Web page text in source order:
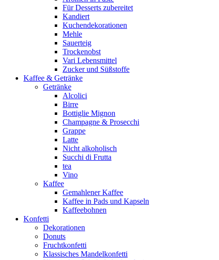
Für Desserts zubereitet
Kandiert
Kuchendekorationen
Mehle
Sauerteig
Trockenobst
Vari Lebensmittel
Zucker und Süßstoffe
Kaffee & Getränke
Getränke
Alcolici
Birre
Bottiglie Mignon
Champagne & Prosecchi
Grappe
Latte
Nicht alkoholisch
Succhi di Frutta
tea
Vino
Kaffee
Gemahlener Kaffee
Kaffee in Pads und Kapseln
Kaffeebohnen
Konfetti
Dekorationen
Donuts
Fruchtkonfetti
Klassisches Mandelkonfetti